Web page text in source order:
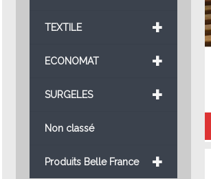
+
TEXTILE
+
ECONOMAT
+
SURGELES
Non classé
+
Produits Belle France